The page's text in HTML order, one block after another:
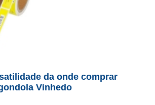
da onde comprar
Vinhedo